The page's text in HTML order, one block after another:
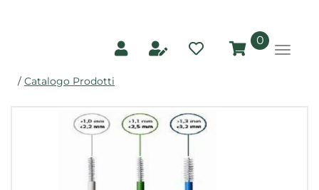
0prodotti
inseriti
/ Catalogo Prodotti